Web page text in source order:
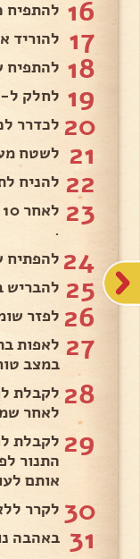
16 להתפיח
17 להוריד
18 להתפיח
19 לחלק ל-18 כדורים .
20 לכדרר
21 לשטח
22 להניח
23
.
24 להפתיח שוב
25 להבריש
26 לפזר
27 במצב
28 לקבלת
לאחר
29 לקבלת
התנור
אותם לעוד 5 דקות
30 לקרר
31 באהבה